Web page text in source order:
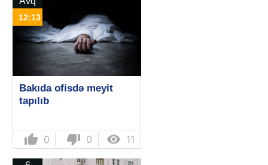
12:13
Bakıda ofisdə meyit
tapılıb
thumb_up 0 thumb_down 0  11